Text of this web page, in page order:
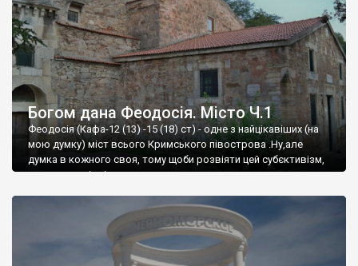
Богом дана Феодосія. Місто Ч.1
Феодосія (Кафа-12 (13) -15 (18) ст) - одне з найцікавіших (на
мою думку) міст всього Кримського півострова .Ну,але
думка в кожного своя, тому щоби розвіяти цей субєктивізм,
запрошую відвідати це